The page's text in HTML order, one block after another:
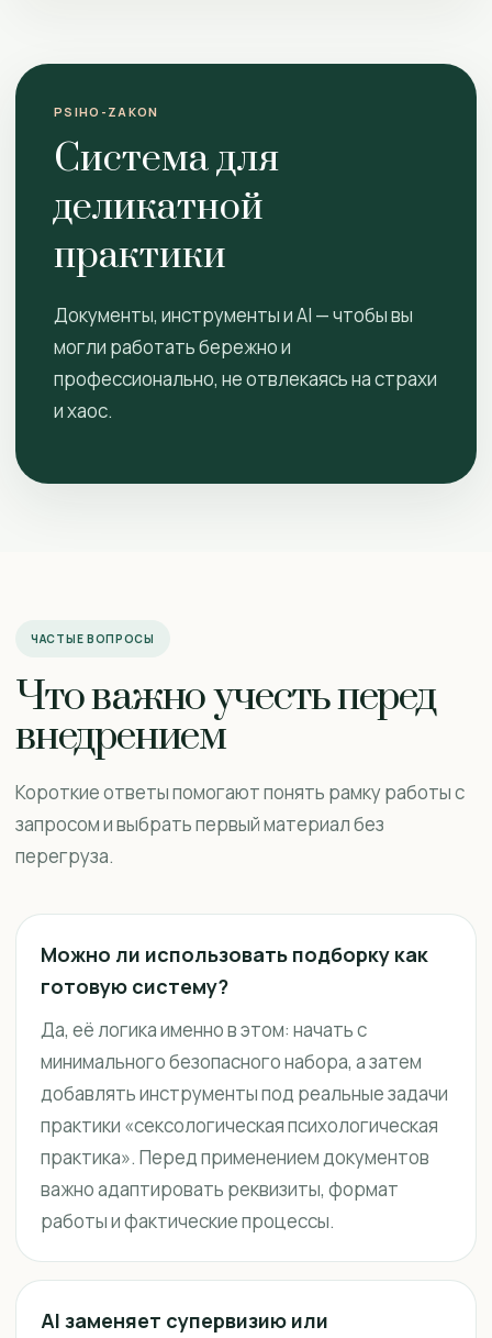
PSIHO-ZAKON
Система для
деликатной
практики
Документы, инструменты и AI — чтобы вы
могли работать бережно и
профессионально, не отвлекаясь на страхи
и хаос.
ЧАСТЫЕ ВОПРОСЫ
Что важно учесть перед
внедрением
Короткие ответы помогают понять рамку работы с
запросом и выбрать первый материал без
перегруза.
Можно ли использовать подборку как
готовую систему?
Да, её логика именно в этом: начать с
минимального безопасного набора, а затем
добавлять инструменты под реальные задачи
практики «сексологическая психологическая
практика». Перед применением документов
важно адаптировать реквизиты, формат
работы и фактические процессы.
AI заменяет супервизию или